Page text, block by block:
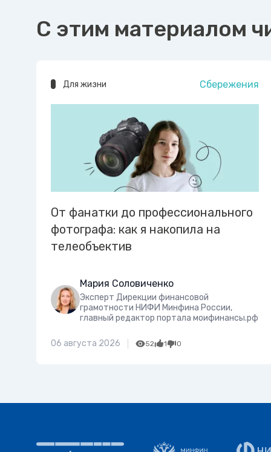
С этим материалом
Для жизни Сбережения
От фанатки до профессионального
фотографа: как я накопила на
телеобъектив
Мария Соловиченко
Эксперт Дирекции финансовой
грамотности НИФИ Минфина России,
главный редактор портала моифинансы.рф
06 августа 2026 52 1 0